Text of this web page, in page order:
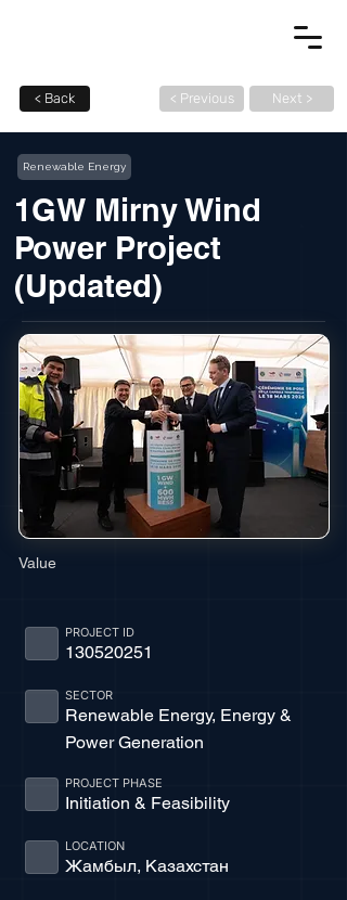
< Back < Previous Next >
Renewable Energy
1GW Mirny Wind
Power Project
(Updated)
Value
130520251
PROJECT ID
Renewable Energy, Energy &
Power Generation
SECTOR
Initiation & Feasibility
PROJECT PHASE
Жамбыл, Казахстан
LOCATION